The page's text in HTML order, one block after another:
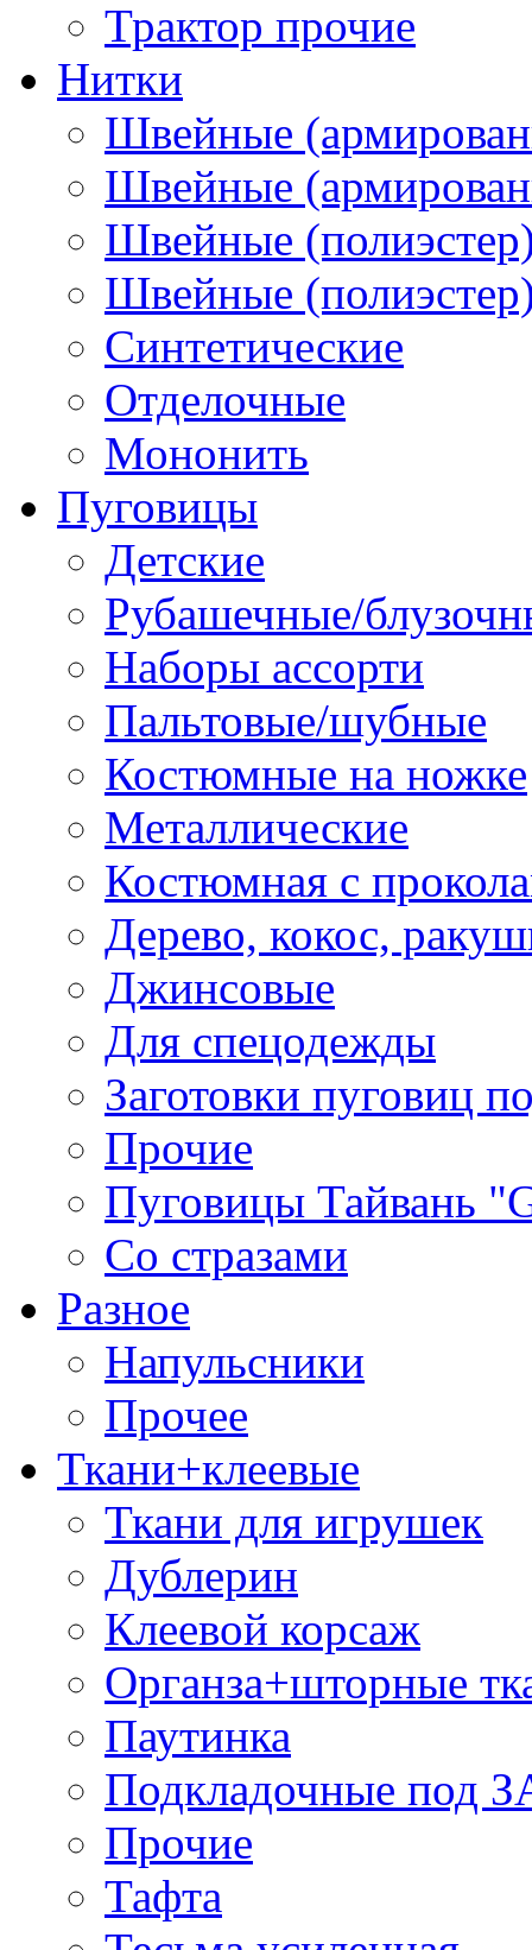
Трактор прочие
Нитки
Швейные
Швейные
Швейные
Швейные
Синтетические
Отделочные
Мононить
Пуговицы
Детские
Рубашечные/
Наборы ассорти
Пальтовые/шубные
Костюмные на ножке
Металлические
Костюмная с
Дерево, кокос,
Джинсовые
Для спецодежды
Заготовки пуговиц
Прочие
Пуговицы Тайвань
Со стразами
Разное
Напульсники
Прочее
Ткани+клеевые
Ткани для игрушек
Дублерин
Клеевой корсаж
Органза+шторные
Паутинка
Подкладочные под
Прочие
Тафта